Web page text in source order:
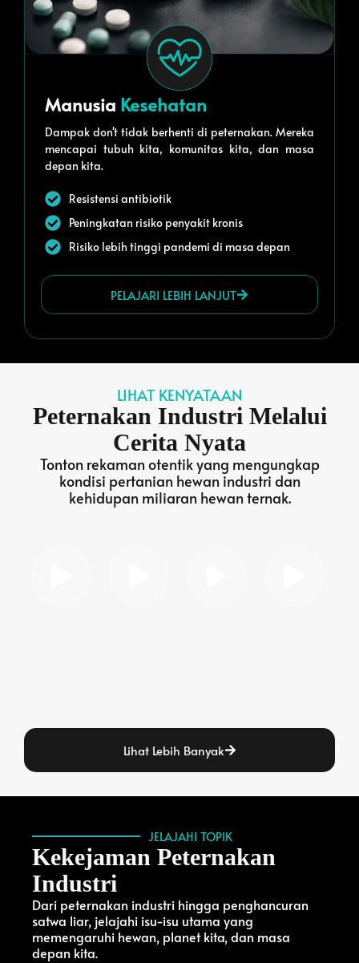
Manusia Kesehatan
Dampak don't tidak berhenti di peternakan. Mereka
mencapai tubuh kita, komunitas kita, dan masa
depan kita.
Resistensi antibiotik
Peningkatan risiko penyakit kronis
Risiko lebih tinggi pandemi di masa depan
PELAJARI LEBIH LANJUT
LIHAT KENYATAAN
Peternakan Industri Melalui
Cerita Nyata
Tonton rekaman otentik yang mengungkap
kondisi pertanian hewan industri dan
kehidupan miliaran hewan ternak.
Lihat Lebih Banyak
JELAJAHI TOPIK
Kekejaman Peternakan
Industri
Dari peternakan industri hingga penghancuran
satwa liar, jelajahi isu-isu utama yang
memengaruhi hewan, planet kita, dan masa
depan kita.